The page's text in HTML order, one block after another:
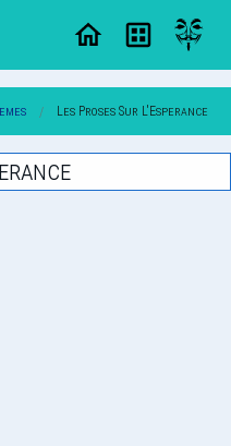
Les Proses Sur L'Esperance